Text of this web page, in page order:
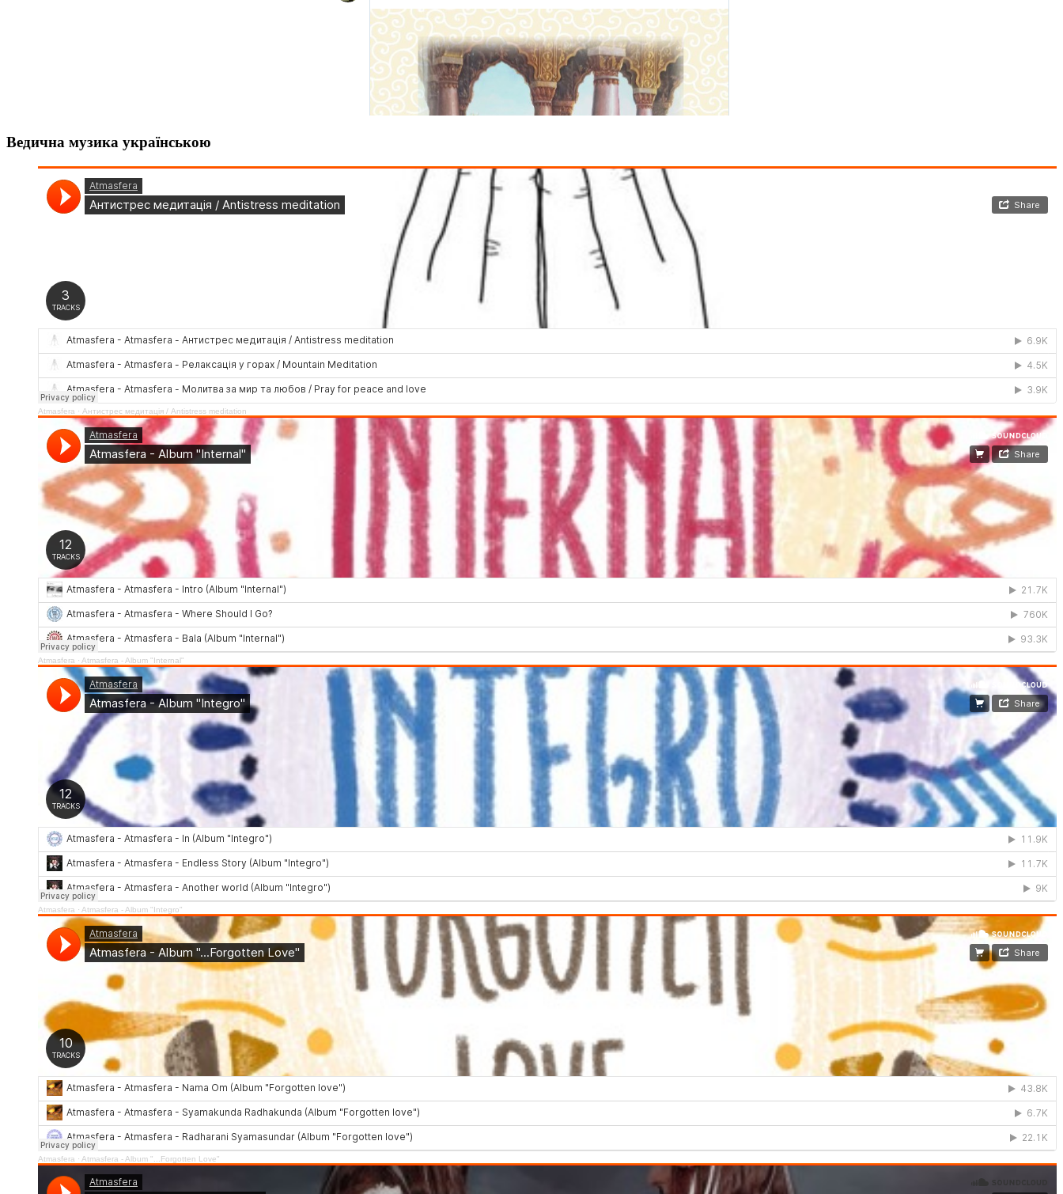
Ведична музика українською
Atmasfera · Антистрес медитація / Аntistress meditation
Atmasfera · Atmasfera - Album "Internal"
Atmasfera · Atmasfera - Album "Integro"
Atmasfera · Atmasfera - Album "...Forgotten Love"